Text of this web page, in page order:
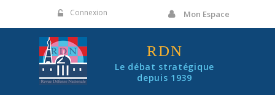
Connexion Mon Espace
RDN
Le débat stratégique
depuis 1939